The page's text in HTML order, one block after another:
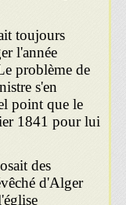
toujours
l'année
problème de
s'en
point que le
1841 pour lui
des
d'Alger